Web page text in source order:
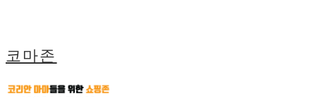
코마존